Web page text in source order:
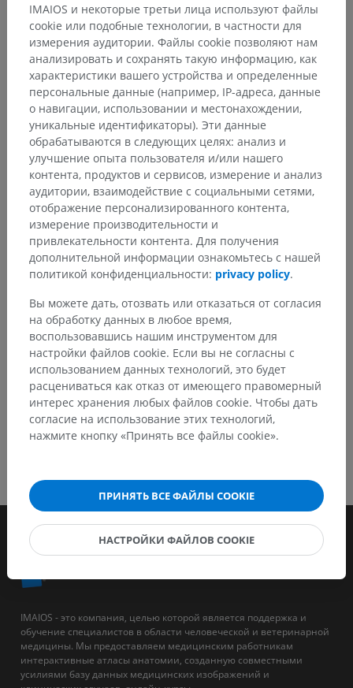
Основные структуры:Нет анатомических терминов,
относящихся к этой части тела
Переводы
Заметили ошибку?
Не стесняйтесь предложить поправку, свою версию
перевода или решение по улучшению контента.
Сообщить об ошибке
СКАЧАТЬ ПРИЛОЖЕНИЕ
IMAIOS - это компания, целью которой является поддержка и
обучение специалистов в области человеческой и ветеринарной
медицины. Мы предоставляем медицинским работникам
интерактивные атласы анатомии, созданную совместными
усилиями базу данных медицинских изображений и
IMAIOS и некоторые третьи лица используют файлы
cookie или подобные технологии, в частности для
измерения аудитории. Файлы cookie позволяют нам
анализировать и сохранять такую информацию, как
характеристики вашего устройства и определенные
персональные данные (например, IP-адреса, данные
о навигации, использовании и местонахождении,
уникальные идентификаторы). Эти данные
обрабатываются в следующих целях: анализ и
улучшение опыта пользователя и/или нашего
контента, продуктов и сервисов, измерение и анализ
аудитории, взаимодействие с социальными сетями,
отображение персонализированного контента,
измерение производительности и
привлекательности контента. Для получения
дополнительной информации ознакомьтесь с нашей
политикой конфиденциальности: privacy policy.
Вы можете дать, отозвать или отказаться от согласия
на обработку данных в любое время,
воспользовавшись нашим инструментом для
настройки файлов cookie. Если вы не согласны с
использованием данных технологий, это будет
расцениваться как отказ от имеющего правомерный
интерес хранения любых файлов cookie. Чтобы дать
согласие на использование этих технологий,
нажмите кнопку «Принять все файлы cookie».
ПРИНЯТЬ ВСЕ ФАЙЛЫ COOKIE
НАСТРОЙКИ ФАЙЛОВ COOKIE